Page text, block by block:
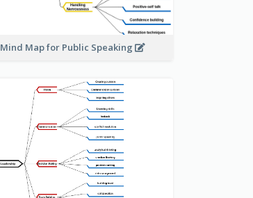
Mind Map for Public Speaking